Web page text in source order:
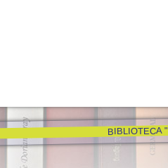
BIBLIOTECA